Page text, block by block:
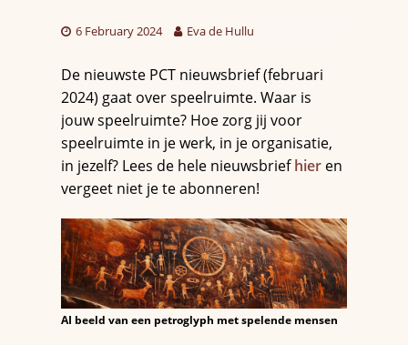
6 February 2024 Eva de Hullu
De nieuwste PCT nieuwsbrief (februari
2024) gaat over speelruimte. Waar is
jouw speelruimte? Hoe zorg jij voor
speelruimte in je werk, in je organisatie,
in jezelf? Lees de hele nieuwsbriefhier en
vergeet niet je te abonneren!
AI beeld van een petroglyph met spelende mensen